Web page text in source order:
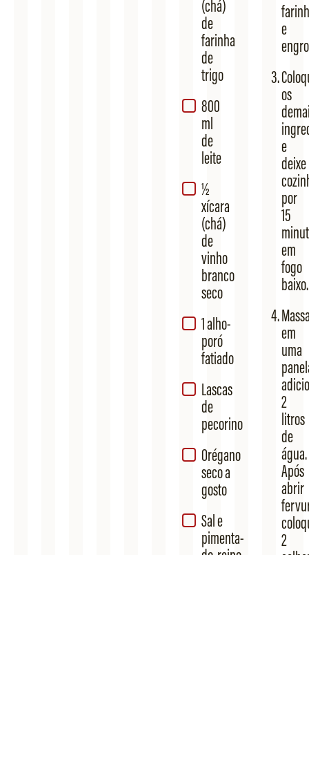
(chá)
de
farinha
de
trigo
800
ml
de
leite
½
xícara
(chá)
de
vinho
branco
seco
1 alho-
poró
fatiado
Lascas
de
pecorino
Orégano
seco a
gosto
Sal e
pimenta-
do-reino
e
os
e
deixe
por
15
em
fogo
baixo.
em
uma
2
litros
de
água.
Após
abrir
2